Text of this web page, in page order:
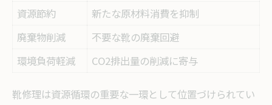
資源節約
新たな原材料消費を抑制
廃棄物削減
不要な靴の廃棄回避
環境負荷軽減
CO2排出量の削減に寄与
靴修理は資源循環の重要な一環として位置づけられてい